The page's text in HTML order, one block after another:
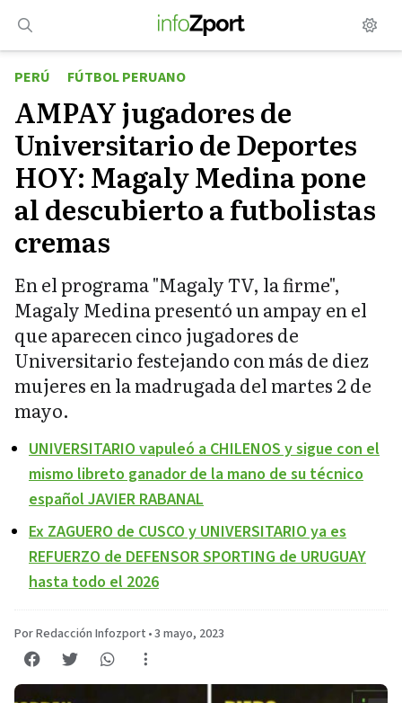
contenido
PERÚ
FÚTBOL PERUANO
AMPAY jugadores de
Universitario de Deportes
HOY: Magaly Medina pone
al descubierto a futbolistas
cremas
En el programa "Magaly TV, la firme",
Magaly Medina presentó un ampay en el
que aparecen cinco jugadores de
Universitario festejando con más de diez
mujeres en la madrugada del martes 2 de
mayo.
UNIVERSITARIO vapuleó a CHILENOS y sigue con el
mismo libreto ganador de la mano de su técnico
español JAVIER RABANAL
Ex ZAGUERO de CUSCO y UNIVERSITARIO ya es
REFUERZO de DEFENSOR SPORTING de URUGUAY
hasta todo el 2026
Por Redacción Infozport •3 mayo, 2023